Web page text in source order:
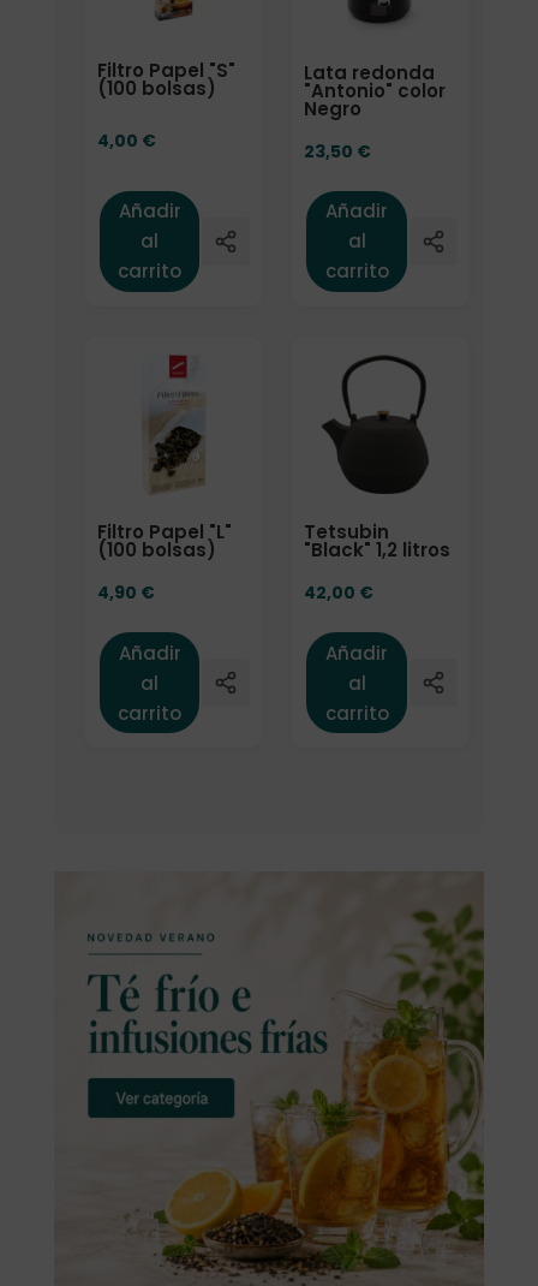
Filtro Papel "S"
(100 bolsas)
4,00 €
Añadir
al
carrito
Lata redonda
"Antonio" color
Negro
23,50 €
Añadir
al
carrito
Filtro Papel "L"
(100 bolsas)
4,90 €
Añadir
al
carrito
Tetsubin
"Black" 1,2 litros
42,00 €
Añadir
al
carrito